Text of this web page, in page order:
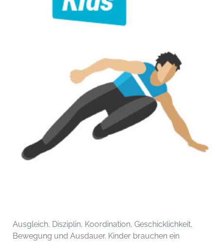
Ausgleich, Disziplin, Koordination, Geschicklichkeit,
Bewegung und Ausdauer. Kinder brauchen ein